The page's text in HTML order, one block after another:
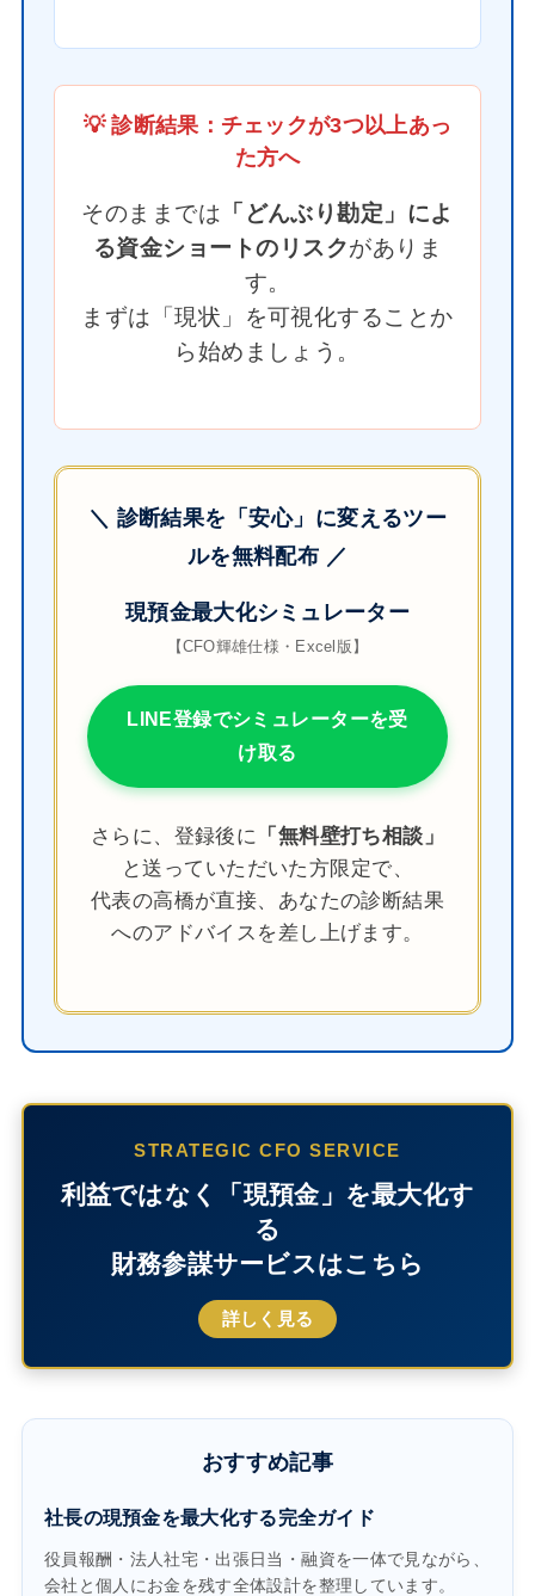
💡 診断結果：チェックが3つ以上あっ
た方へ
そのままでは 「どんぶり勘定」によ
る資金ショートのリスクがありま
す。
まずは「現状」を可視化することか
ら始めましょう。
＼ 診断結果を「安心」に変えるツー
ルを無料配布 ／
現預金最大化シミュレーター
【CFO輝雄仕様・Excel版】
LINE登録でシミュレーターを受
け取る
さらに、登録後に 「無料壁打ち相談」
と送っていただいた方限定で、
代表の高橋が直接、あなたの診断結果
へのアドバイスを差し上げます。
STRATEGIC CFO SERVICE
利益ではなく「現預金」を最大化す
る
財務参謀サービスはこちら
詳しく見る
おすすめ記事
社長の現預金を最大化する完全ガイド
役員報酬・法人社宅・出張日当・融資を一体で見ながら、
会社と個人にお金を残す全体設計を整理しています。